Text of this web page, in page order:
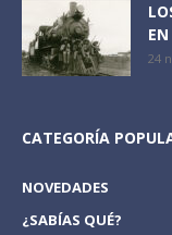
24
CATEGORÍA
NOVEDADES
¿SABÍAS QUÉ?